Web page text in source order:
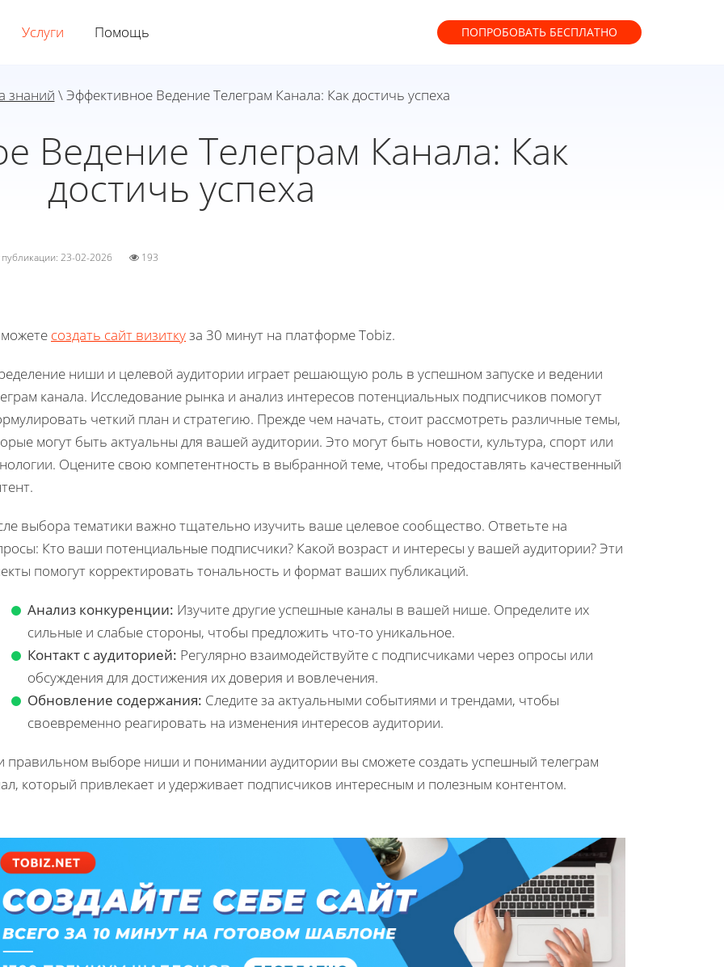
Услуги Помощь ПОПРОБОВАТЬ БЕСПЛАТНО
знаний \ Эффективное Ведение Телеграм Канала: Как достичь успеха
Ведение Телеграм Канала: Как
достичь успеха
публикации: 23-02-2026 193
создать сайт визиткуза 30 минут на платформе Tobiz.
ниши и целевой аудитории играет решающую роль в успешном запуске и ведении
канала. Исследование рынка и анализ интересов потенциальных подписчиков помогут
четкий план и стратегию. Прежде чем начать, стоит рассмотреть различные темы,
могут быть актуальны для вашей аудитории. Это могут быть новости, культура, спорт или
Оцените свою компетентность в выбранной теме, чтобы предоставлять качественный
выбора тематики важно тщательно изучить ваше целевое сообщество. Ответьте на
Кто ваши потенциальные подписчики? Какой возраст и интересы у вашей аудитории? Эти
помогут корректировать тональность и формат ваших публикаций.
Анализ конкуренции: Изучите другие успешные каналы в вашей нише. Определите их
сильные и слабые стороны, чтобы предложить что-то уникальное.
Контакт с аудиторией: Регулярно взаимодействуйте с подписчиками через опросы или
обсуждения для достижения их доверия и вовлечения.
Обновление содержания: Следите за актуальными событиями и трендами, чтобы
своевременно реагировать на изменения интересов аудитории.
правильном выборе ниши и понимании аудитории вы сможете создать успешный телеграм
который привлекает и удерживает подписчиков интересным и полезным контентом.